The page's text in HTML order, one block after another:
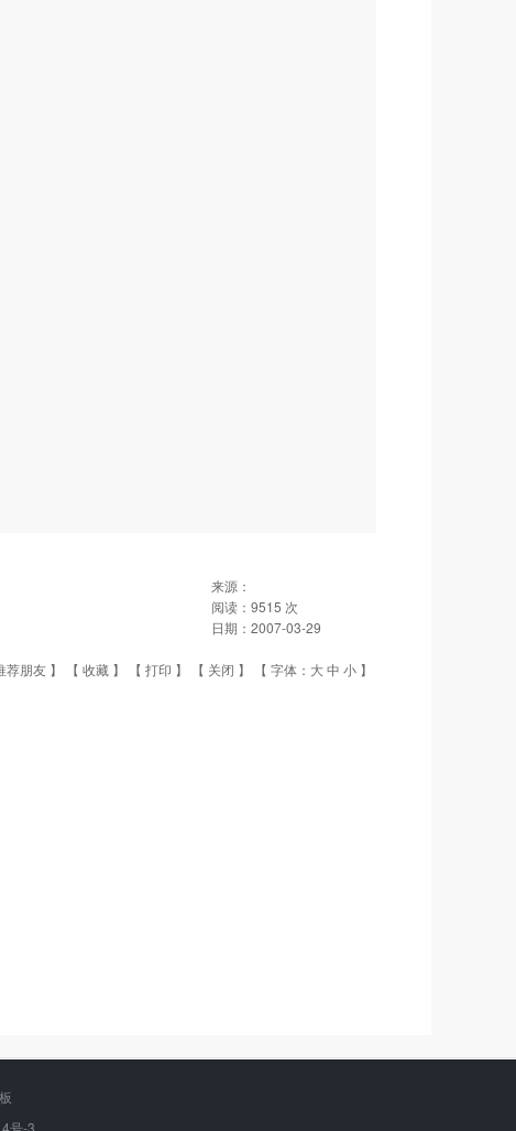
来源：
阅读： 9515 次
日期： 2007-03-29
荐朋友 】 【 收藏 】 【 打印 】 【 关闭 】 【 字体： 大中 小 】
号-3